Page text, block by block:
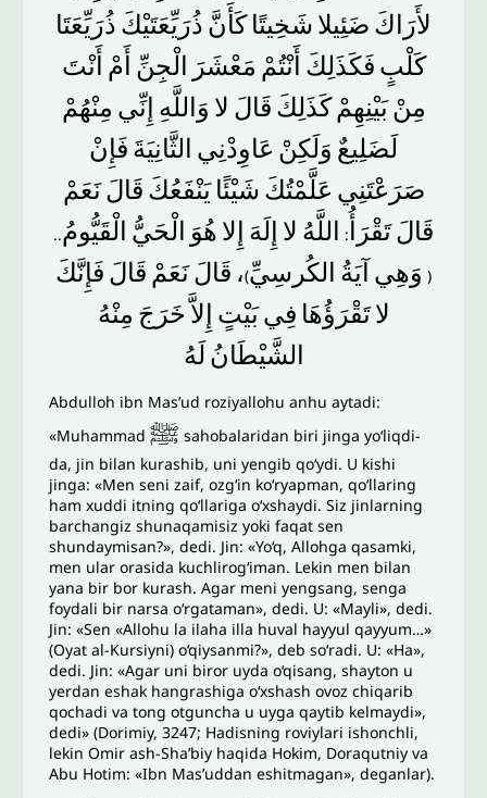
لأَرَاكَ ضَئِيلا شَخِيتًا كَأَنَّ ذُرَيِّعَتَيْكَ ذُرَيِّعَتَا
كَلْبٍ فَكَذَلِكَ أَنْتُمْ مَعْشَرَ الْجِنِّ أَمْ أَنْتَ
مِنْ بَيْنِهِمْ كَذَلِكَ قَالَ لا وَاللَّهِ إِنِّي مِنْهُمْ
لَضَلِيعٌ وَلَكِنْ عَاوِدْنِي الثَّانِيَةَ فَإِنْ
صَرَعْتَنِي عَلَّمْتُكَ شَيْئًا يَنْفَعُكَ قَالَ نَعَمْ
قَالَتَقْرَأُ : اللَّهُ لا إِلَهَ إِلا هُوَ الْحَيُّ الْقَيُّومُ..
( وَهِي آيَةُ الكُرسِيِّ)، قَالَنَعَمْ قَالَ فَإِنَّكَ
لا تَقْرَؤُهَا فِي بَيْتٍ إِلاَّ خَرَجَ مِنْهُ
الشَّيْطَانُ لَهُ
Abdulloh ibn Mas’ud roziyallohu anhu aytadi:
«Muhammadﷺ sahobalaridan biri jinga yo‘liqdi-
da, jin bilan kurashib, uni yengib qo‘ydi. U kishi
jinga: «Men seni zaif, ozg‘in ko‘ryapman, qo‘llaring
ham xuddi itning qo‘llariga o‘xshaydi. Siz jinlarning
barchangiz shunaqamisiz yoki faqat sen
shundaymisan?», dedi. Jin: «Yo‘q, Allohga qasamki,
men ular orasida kuchlirog‘iman. Lekin men bilan
yana bir bor kurash. Agar meni yengsang, senga
foydali bir narsa o‘rgataman», dedi. U: «Mayli», dedi.
Jin: «Sen «Allohu la ilaha illa huval hayyul qayyum…»
(Oyat al-Kursiyni) o‘qiysanmi?», deb so‘radi. U: «Ha»,
dedi. Jin: «Agar uni biror uyda o‘qisang, shayton u
yerdan eshak hangrashiga o‘xshash ovoz chiqarib
qochadi va tong otguncha u uyga qaytib kelmaydi»,
dedi» (Dorimiy, 3247; Hadisning roviylari ishonchli,
lekin Omir ash-Sha’biy haqida Hokim, Doraqutniy va
Abu Hotim: «Ibn Mas’uddan eshitmagan», deganlar).